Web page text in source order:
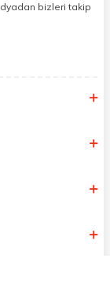
bizleri takip